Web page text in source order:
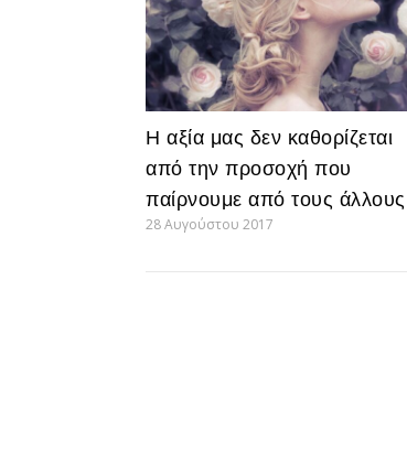
Η αξία μας δεν καθορίζεται
από την προσοχή που
παίρνουμε από τους άλλους
28 Αυγούστου 2017